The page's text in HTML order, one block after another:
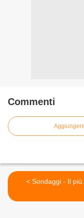
Commenti
< Sondaggi - Il più...